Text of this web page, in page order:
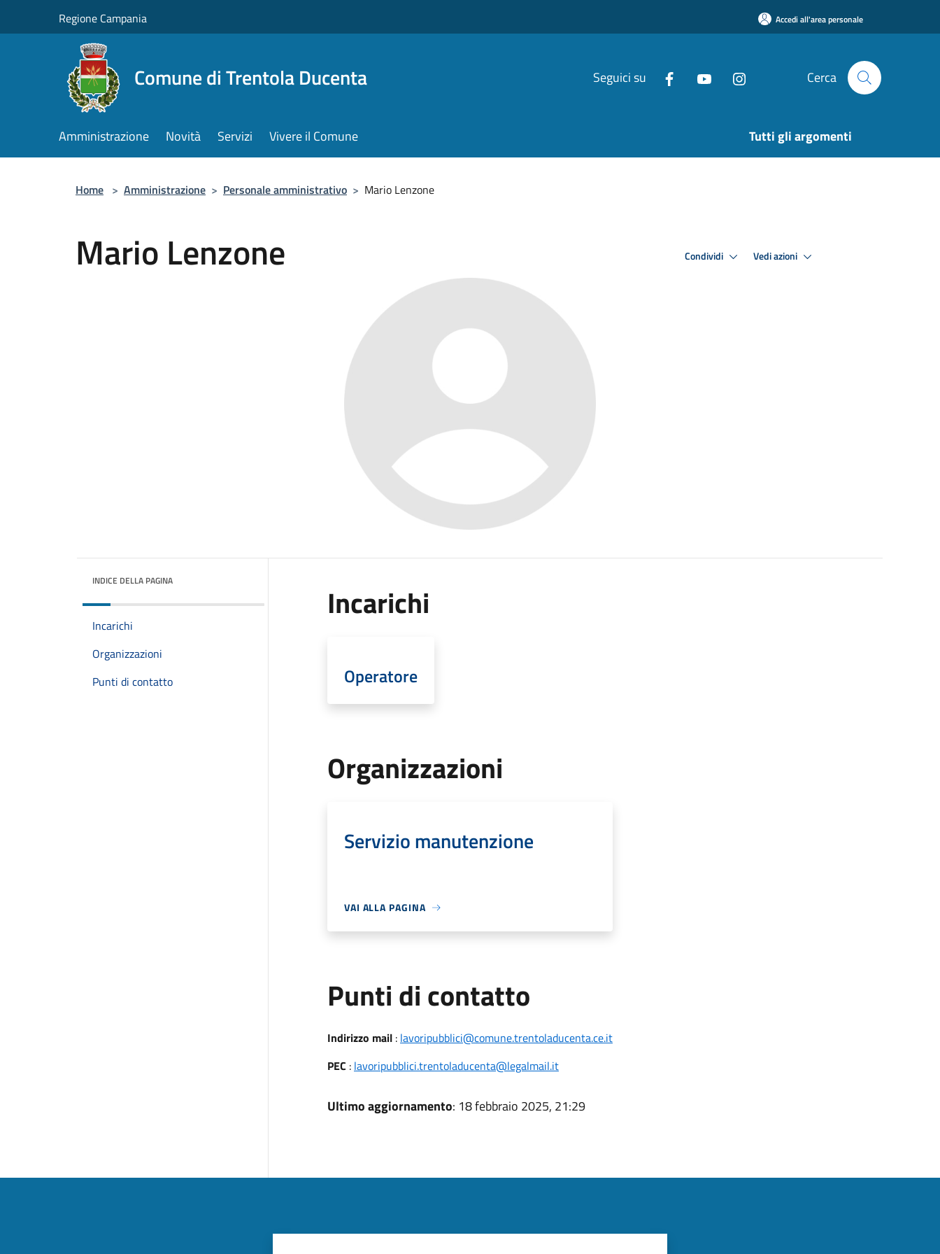
Regione Campania Accedi all'area personale
Comune di Trentola Ducenta Seguici su Cerca
Amministrazione Novità Servizi Vivere il Comune Tutti gli argomenti
Home > Amministrazione > Personale amministrativo > Mario Lenzone
Mario Lenzone Condividi Vedi azioni
INDICE DELLA PAGINA
Incarichi
Organizzazioni
Punti di contatto
Incarichi
Operatore
Organizzazioni
Servizio manutenzione
VAI ALLA PAGINA
Punti di contatto
Indirizzo mail: lavoripubblici@comune.trentoladucenta.ce.it
PEC : lavoripubblici.trentoladucenta@legalmail.it
Ultimo aggiornamento: 18 febbraio 2025, 21:29